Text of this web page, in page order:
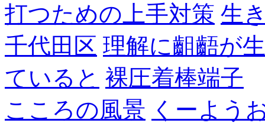
打つための上手対策 生
千代田区 理解に齟齬が
ていると 裸圧着棒端子
こころの風景 くーよう